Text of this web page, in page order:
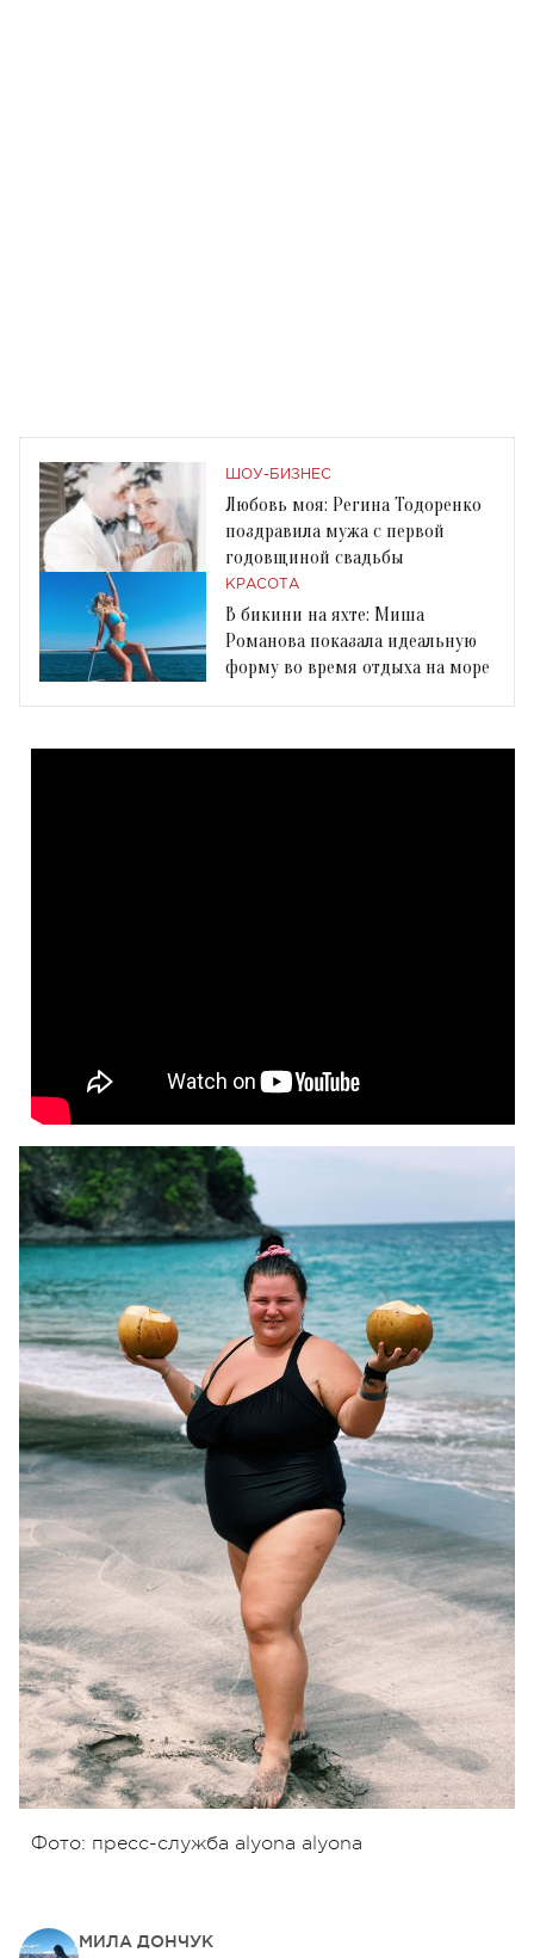
ШОУ-БИЗНЕС
Любовь моя: Регина Тодоренко
поздравила мужа с первой
годовщиной свадьбы
КРАСОТА
В бикини на яхте: Миша
Романова показала идеальную
форму во время отдыха на море
Фото: пресс-служба alyona alyona
МИЛА ДОНЧУК